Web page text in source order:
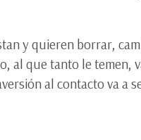
y quieren borrar,
al que tanto le temen,
al contacto va a